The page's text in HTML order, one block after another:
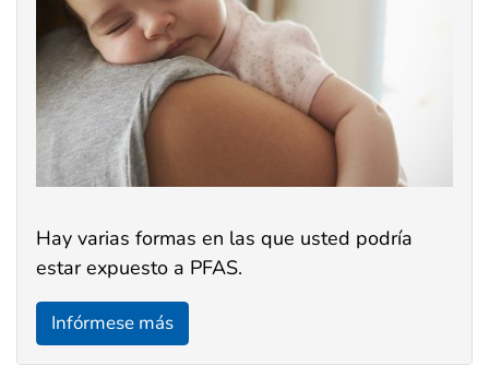
Hay varias formas en las que usted podría
estar expuesto a PFAS.
Infórmese más